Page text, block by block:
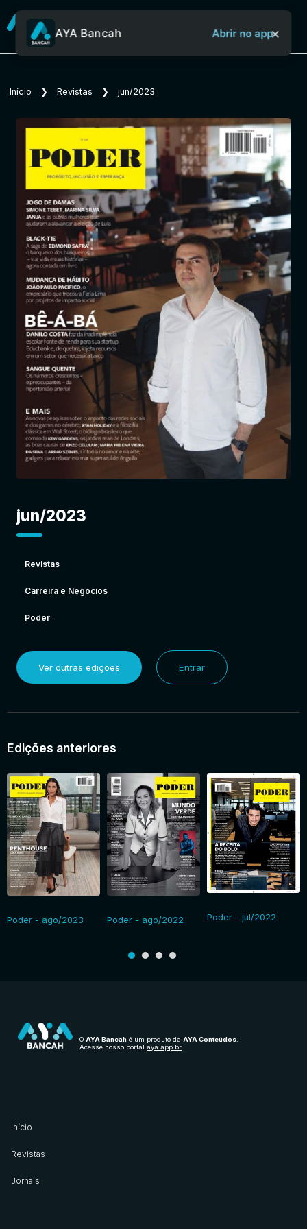
Sobre o Aya Bancah
Início
Revistas
Jornais
Notícias
AYA Bancah Abrir no app×
Início ❯ Revistas ❯ jun/2023
jun/2023
Revistas
Carreira e Negócios
Poder
Ver outras edições Entrar
Edições anteriores
Poder - ago/2023 Poder - ago/2022 Poder - jul/2022
O AYA Bancah é um produto da AYA Conteúdos
Acesse nosso portal aya.app.br
Início
Revistas
Jornais